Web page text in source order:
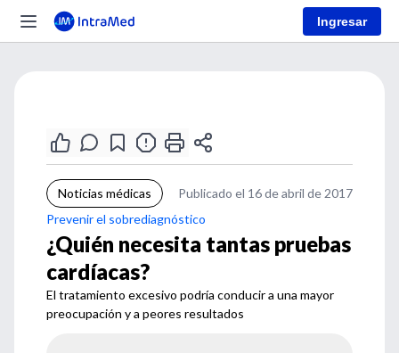
Ingresar
Noticias médicas
Publicado el 16 de abril de 2017
Prevenir el sobrediagnóstico
¿Quién necesita tantas pruebas
cardíacas?
El tratamiento excesivo podría conducir a una mayor
preocupación y a peores resultados